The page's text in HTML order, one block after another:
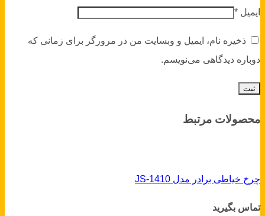
ایمیل *
ذخیره نام، ایمیل و وبسایت من در مرورگر برای زمانی که
دوباره دیدگاهی می‌نویسم.
محصولات مرتبط
چرخ خیاطی برادر مدل JS-1410
تماس بگیرید